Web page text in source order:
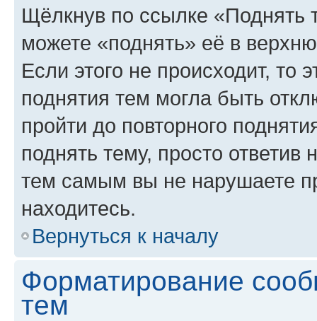
Щёлкнув по ссылке «Поднять
можете «поднять» её в
Если этого не происходит, то
поднятия тем могла быть
пройти до повторного
поднять тему, просто ответив
тем самым вы не нарушаете
находитесь.
Вернуться к началу
Форматирование
тем